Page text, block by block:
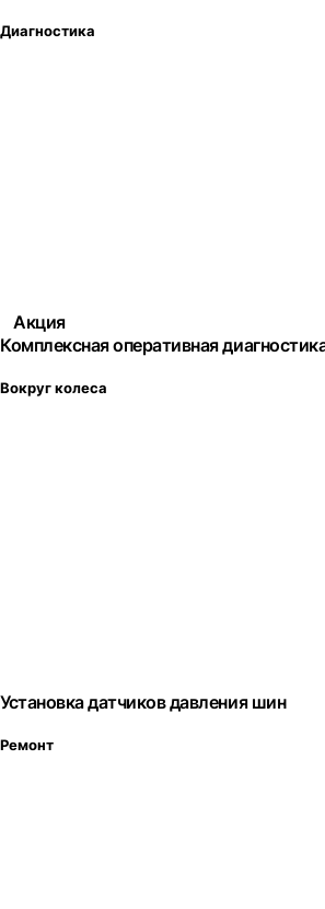
Диагностика
Акция
Комплексная оперативная
Вокруг колеса
Установка датчиков давления шин
Ремонт